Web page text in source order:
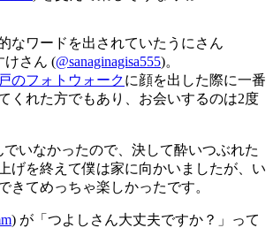
なワードを出されていたうにさん
けさん (@sanaginagisa555)。
のフォトウォークに顔を出した際に一番
くれた方でもあり、お会いするのは2度
いなかったので、決して酔いつぶれた
げを終えて僕は家に向かいましたが、い
きてめっちゃ楽しかったです。
) が「つよしさん大丈夫ですか？」って